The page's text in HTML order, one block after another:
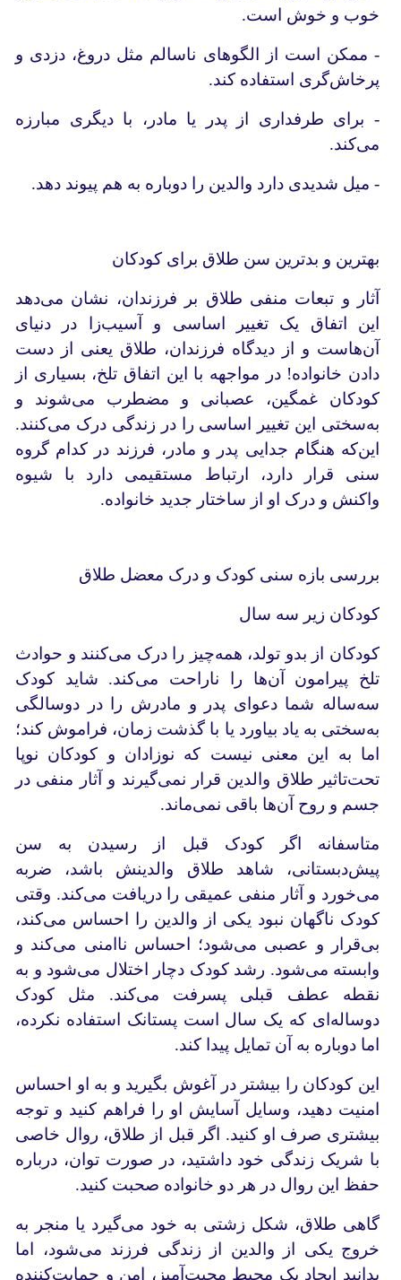
خوب و خوش است.
- ممکن است از الگوهای ناسالم مثل دروغ، دزدی و
پرخاش‌گری استفاده کند.
- برای طرفداری از پدر یا مادر، با دیگری مبارزه
می‌کند.
- میل شدیدی دارد والدین را دوباره به هم پیوند دهد.
بهترین و بدترین سن طلاق برای کودکان
آثار و تبعات منفی طلاق بر فرزندان، نشان می‌‌دهد
این اتفاق یک تغییر اساسی و آسیب‌زا در دنیای
آن‌هاست و از دیدگاه فرزندان، طلاق یعنی از دست
دادن خانواده! در مواجهه با این اتفاق تلخ، بسیاری از
کودکان غمگین، عصبانی و مضطرب می‌شوند و
به‌‌سختی این تغییر اساسی را در زندگی درک می‌کنند.
این‌که هنگام جدایی پدر و مادر، فرزند در کدام گروه
سنی قرار دارد، ارتباط مستقیمی دارد با شیوه
واکنش و درک او از ساختار جدید خانواده.
بررسی بازه‌ سنی کودک و درک معضل طلاق
کودکان زیر سه سال
کودکان از بدو تولد، همه‌چیز را درک می‌کنند و حوادث
تلخ پیرامون آن‌ها را ناراحت می‌کند. شاید کودک
سه‌ساله شما دعوای پدر و مادرش را در دوسالگی
به‌سختی به یاد بیاورد یا با گذشت زمان، فراموش کند؛
اما به این معنی نیست که نوزادان و کودکان نوپا
تحت‌تاثیر طلاق والدین قرار نمی‌گیرند و آثار منفی در
جسم و روح آن‌ها باقی نمی‌ماند.
متاسفانه اگر کودک قبل از رسیدن به ‌سن
پیش‌دبستانی، شاهد طلاق والدینش باشد، ضربه
می‌خورد و آثار منفی عمیقی را دریافت می‌کند. وقتی
کودک ناگهان نبود یکی از والدین را احساس می‌کند،
بی‌قرار و عصبی می‌شود؛ احساس ناامنی می‌کند و
وابسته می‌شود. رشد کودک دچار اختلال می‌شود و به
نقطه عطف قبلی پسرفت می‌کند. مثل کودک
دوساله‌ای که یک سال است پستانک استفاده نکرده،
اما دوباره به آن تمایل پیدا کند.
این کودکان را بیشتر در آغوش بگیرید و به او احساس
امنیت دهید، وسایل آسایش او را فراهم کنید و توجه
بیشتری صرف او کنید. اگر قبل از طلاق، روال خاصی
با شریک زندگی خود داشتید، در صورت توان، درباره
حفظ این روال در هر دو خانواده صحبت کنید.
گاهی طلاق، شکل زشتی به خود می‌گیرد یا منجر به
خروج یکی از والدین از زندگی فرزند می‌شود، اما
بدانید ایجاد یک محیط محبت‌آمیز، امن و حمایت‌کننده